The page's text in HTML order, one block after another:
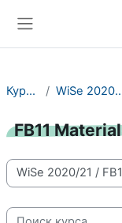
Курсы WiSe
FB11
Категории курсов
Поиск курса